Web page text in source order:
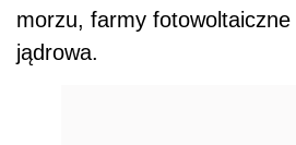
morzu, farmy
jądrowa.